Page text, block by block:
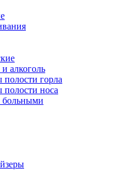
алкоголь
горла
полости носа
больными